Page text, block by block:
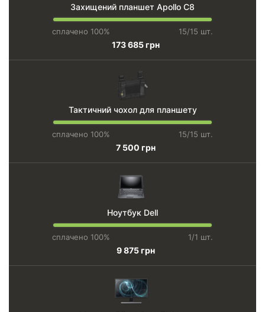
Захищений планшет Apollo C8
сплачено 100% 15/15 шт.
173 685 грн
Тактичний чохол для планшету
сплачено 100% 15/15 шт.
7 500 грн
Ноутбук Dell
сплачено 100% 1/1 шт.
9 875 грн